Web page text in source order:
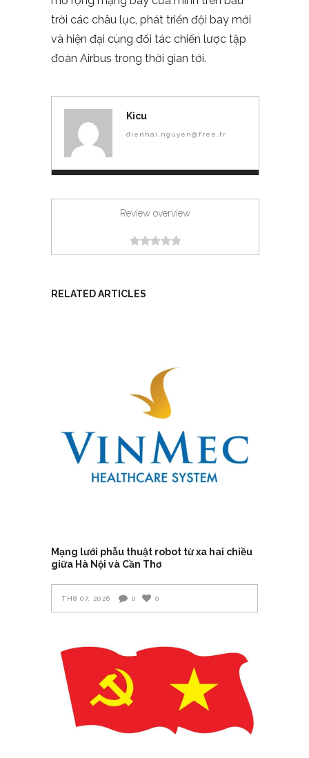
trời các châu lục, phát triển đội bay mới
và hiện đại cùng đối tác chiến lược tập
đoàn Airbus trong thời gian tới.
Kicu
dienhai.nguyen@free.fr
Review overview
RELATED ARTICLES
Mạng lưới phẫu thuật robot từ xa hai chiều
giữa Hà Nội và Cần Thơ
TH8 07, 2026 0 0